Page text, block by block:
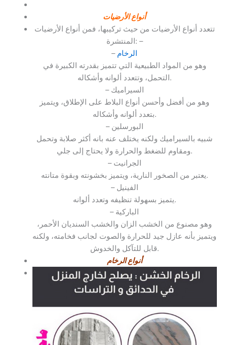
أنواع الأرضيات
تتعدد أنواع الأرضيات من حيث تركيبها، فمن أنواع الأرضيات
المنتشرة: –
– الرخام
وهو من المواد الطبيعية التي تتميز بقدرته الكبيرة في
التحمل، وتتعدد ألوانه وأشكاله.
– السيراميك
وهو من أفضل وأحسن أنواع البلاط على الإطلاق، ويتميز
بتعدد ألوانه وأشكاله.
– البورسلين
شبيه بالسيراميك ولكنه يختلف عنه بانه أكثر صلابة وتحمل
ومقاوم للضغط والحرارة ولا يحتاج إلى جلي.
– الجرانيت
يعتبر من الصخور النارية، ويتميز بخشونته وبقوة متانته.
– الفينيل
يتميز بسهولة تنظيفه وتعدد ألوانه.
– الباركية
وهو مصنوع من الخشب الزان والخشب السنديان الأحمر،
ويتميز بأنه عازل جيد للحرارة والصوت لجانب فخامته، ولكنه
قابل للتآكل والخدوش.
أنواع الرخام